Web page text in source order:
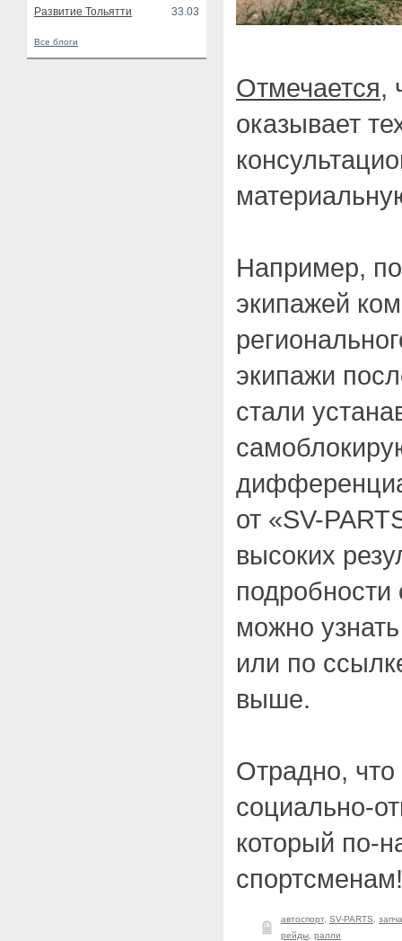
Развитие Тольятти 33.03
Все блоги
Отмечается,
оказывает
Например,
экипажей
экипажи
стали
от «SV-
высоких
можно
или по
выше.
Отрадно, что
социально-
который по-
спортсменам!
автоспорт, SV-PARTS
рейды ралли